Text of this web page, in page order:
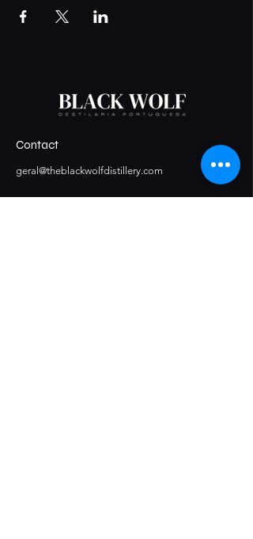
Contact
geral@theblackwolfdistillery.com